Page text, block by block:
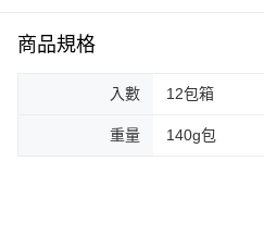
※ 請注意：結帳手續完成當下不需立刻
※ 交易是否成功請以「AFTEE先享後付
客戶支援中心」https://
１．透過由恩沛科技股份有限公司提供
每筆NT$130，滿NT$2,000(含以上)
每筆NT$190，滿NT$2,600(含以上)
商品規格
入數 12包箱
重量 140g包